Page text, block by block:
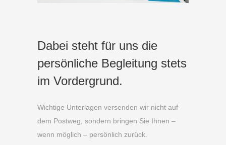
Dabei steht für uns die
persönliche Begleitung stets
im Vordergrund.
Wichtige Unterlagen versenden wir nicht auf
dem Postweg, sondern bringen Sie Ihnen –
wenn möglich – persönlich zurück.